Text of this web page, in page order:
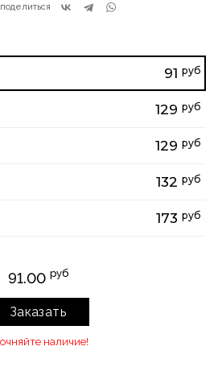
поделиться
91 руб
129 руб
129 руб
132 руб
173 руб
91.00 руб
Заказать
наличие!